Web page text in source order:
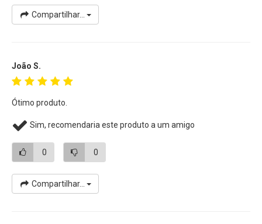
Compartilhar...
João S.
Ótimo produto.
Sim, recomendaria este produto a um amigo
0 0
Compartilhar...